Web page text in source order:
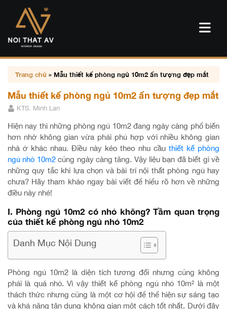
Trang chủ » Mẫu thiết kế phòng ngủ 10m2 ấn tượng đẹp mắt
Mẫu thiết kế phòng ngủ 10m2 ấn tượng đẹp mắt
KTS. Minh Lan
Hiện nay thì những phòng ngủ 10m2 đang ngày càng phổ biến
hơn nhờ không gian vừa phải phủ hợp với nhiều không gian
nhà ở khác nhau. Điều này kéo theo nhu cầuthiết kế phòng
ngủ nhỏ 10m2cũng ngày càng tăng. Vậy liệu bạn đã biết gì về
những quy tắc khi lựa chọn và bài trí nội thất phòng ngủ hay
chưa? Hãy tham khảo ngay bài viết để hiểu rõ hơn về những
điều này nhé!
I. Phòng ngủ 10m2 có nhỏ không? Tầm quan trọng
của thiết kế phòng ngủ nhỏ 10m2
Danh Mục Nội Dung
Phòng ngủ 10m2 là diện tích tương đối nhưng cũng không
phải là quá nhỏ. Vì vậy thiết kế phòng ngủ nhỏ 10m² là một
thách thức nhưng cũng là một cơ hội để thể hiện sự sáng tạo
và khả năng tận dụng không gian một cách tốt nhất. Dưới đây